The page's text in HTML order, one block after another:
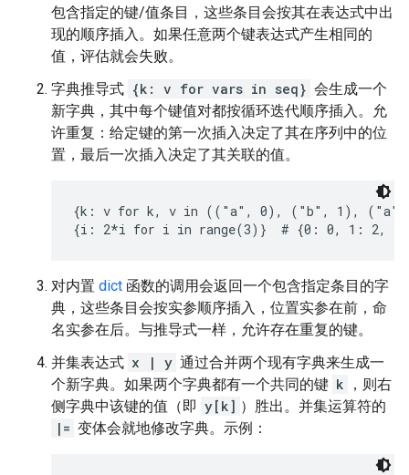
包含指定的键/值条目，这些条目会按其在表达式中出
现的顺序插入。如果任意两个键表达式产生相同的
值，评估就会失败。
字典推导式 {k: v for vars in seq} 会生成一个
新字典，其中每个键值对都按循环迭代顺序插入。允
许重复：给定键的第一次插入决定了其在序列中的位
置，最后一次插入决定了其关联的值。
{k: v for k, v in (("a", 0), ("b", 1),
对内置 dict 函数的调用会返回一个包含指定条目的字
典，这些条目会按实参顺序插入，位置实参在前，命
名实参在后。与推导式一样，允许存在重复的键。
并集表达式 x | y 通过合并两个现有字典来生成一
个新字典。如果两个字典都有一个共同的键 k
，则右
侧字典中该键的值（即 y[k] ）胜出。并集运算符的
|= 变体会就地修改字典。示例：